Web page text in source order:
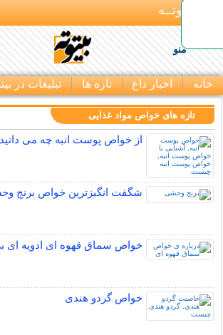
بـیتوتــه
منو
خانه اخبار داغ تازه ها تبلیغات در
تازه های خواص مواد غذایی
از خواص پوست انبه چه می
شگفت انگیزترین خواص برنج
خواص سماق قهوه ای ادویه ای
خواص گردو هندی